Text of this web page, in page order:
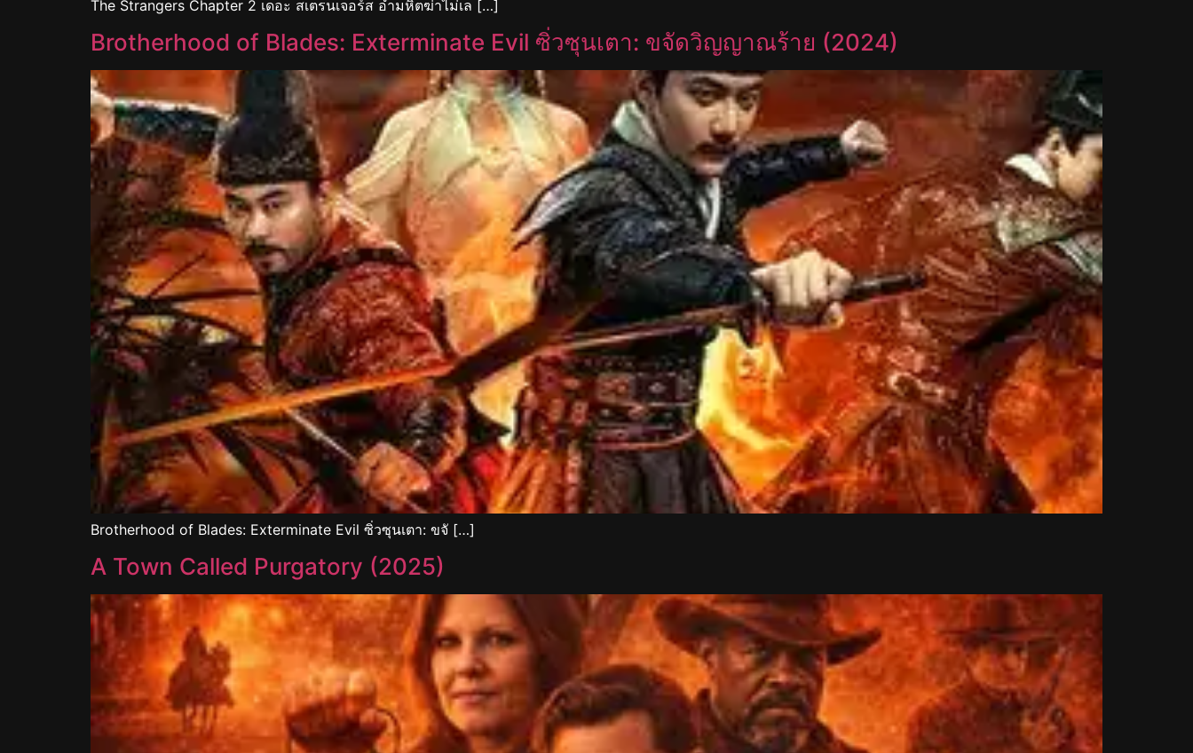
The Strangers Chapter 2 เดอะ สเตรนเจอร์ส อำมหิตฆ่าไม่เล […]
Brotherhood of Blades: Exterminate Evil ซิ่วซุนเตา: ขจัดวิญญาณร้าย (2024)
Brotherhood of Blades: Exterminate Evil ซิ่วซุนเตา: ขจั […]
A Town Called Purgatory (2025)